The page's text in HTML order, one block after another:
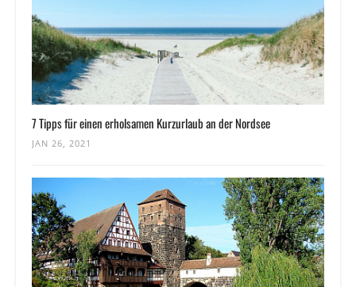
7 Tipps für einen erholsamen Kurzurlaub an der Nordsee
JAN 26, 2021